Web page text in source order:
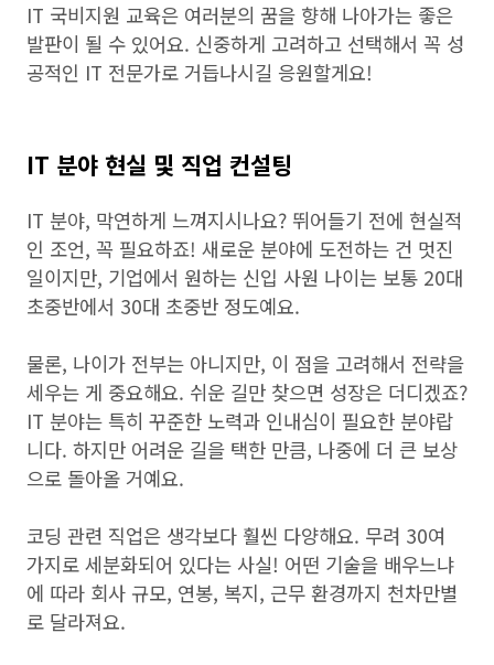
IT 국비지원 교육은 여러분의 꿈을 향해 나아가는 좋은
발판이 될 수 있어요. 신중하게 고려하고 선택해서 꼭 성
공적인 IT 전문가로 거듭나시길 응원할게요!
IT 분야 현실 및 직업 컨설팅
IT 분야, 막연하게 느껴지시나요? 뛰어들기 전에 현실적
인 조언, 꼭 필요하죠! 새로운 분야에 도전하는 건 멋진
일이지만, 기업에서 원하는 신입 사원 나이는 보통 20대
초중반에서 30대 초중반 정도예요.
물론, 나이가 전부는 아니지만, 이 점을 고려해서 전략을
세우는 게 중요해요. 쉬운 길만 찾으면 성장은 더디겠죠?
IT 분야는 특히 꾸준한 노력과 인내심이 필요한 분야랍
니다. 하지만 어려운 길을 택한 만큼, 나중에 더 큰 보상
으로 돌아올 거예요.
코딩 관련 직업은 생각보다 훨씬 다양해요. 무려 30여
가지로 세분화되어 있다는 사실! 어떤 기술을 배우느냐
에 따라 회사 규모, 연봉, 복지, 근무 환경까지 천차만별
로 달라져요.